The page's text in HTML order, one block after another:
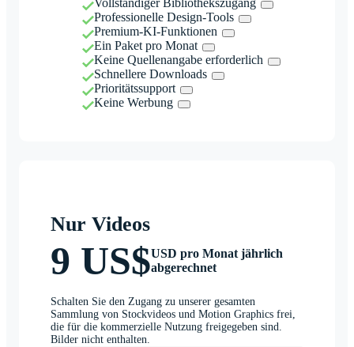
Vollständiger Bibliothekszugang
Professionelle Design-Tools
Premium-KI-Funktionen
Ein Paket pro Monat
Keine Quellenangabe erforderlich
Schnellere Downloads
Prioritätssupport
Keine Werbung
Nur Videos
9 US$USD pro Monat jährlich
abgerechnet
Schalten Sie den Zugang zu unserer gesamten
Sammlung von Stockvideos und Motion Graphics frei,
die für die kommerzielle Nutzung freigegeben sind.
Bilder nicht enthalten.